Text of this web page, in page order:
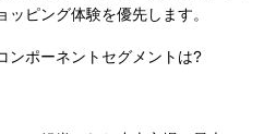
ピング体験を優先します。
ンポーネントセグメントは?